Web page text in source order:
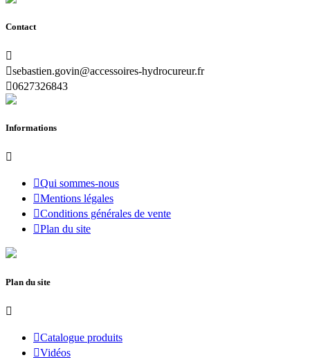
Contact

sebastien.govin@accessoires-hydrocureur.fr
0627326843
Informations

Qui sommes-nous
Mentions légales
Conditions générales de vente
Plan du site
Plan du site

Catalogue produits
Vidéos